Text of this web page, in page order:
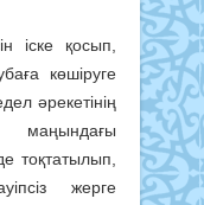
іске қосып,
көшіруге
әрекетінің
маңындағы
тоқтатылып,
жерге